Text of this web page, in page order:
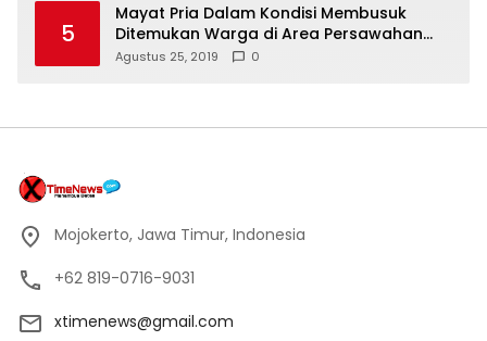
5
Mayat Pria Dalam Kondisi Membusuk
Ditemukan Warga di Area Persawahan
Sidoarjo
Agustus 25, 2019 0
Mojokerto, Jawa Timur, Indonesia
+62 819-0716-9031
xtimenews@gmail.com